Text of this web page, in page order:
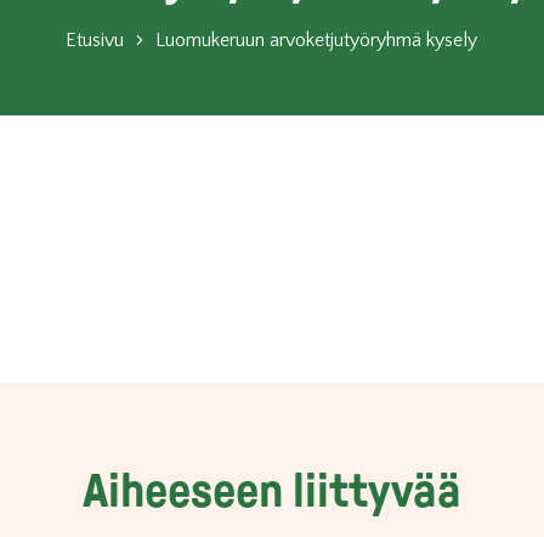
Etusivu Luomukeruun arvoketjutyöryhmä kysely
Aiheeseen liittyvää